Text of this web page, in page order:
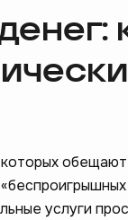
услуги